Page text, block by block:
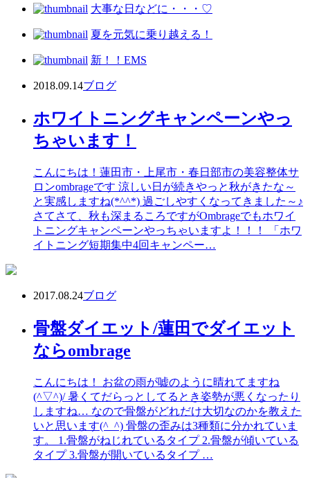
大事な日などに・・・♡
夏を元気に乗り越える！
新！！EMS
2018.09.14ブログ
ホワイトニングキャンペーンやっ
ちゃいます！
こんにちは！蓮田市・上尾市・春日部市の美容整体サ
ロンombrageです 涼しい日が続きやっと秋がきたな～
と実感しますね(*^^*) 過ごしやすくなってきました～♪
さてさて、秋も深まるころですがOmbrageでもホワイ
トニングキャンペーンやっちゃいますよ！！！ 「ホワ
イトニング短期集中4回キャンペー…
2017.08.24ブログ
骨盤ダイエット/蓮田でダイエット
ならombrage
こんにちは！ お盆の雨が嘘のように晴れてますね
(^▽^)/ 暑くてだらっとしてるとき姿勢が悪くなったり
しますね… なので骨盤がどれだけ大切なのかを教えた
いと思います(^_^) 骨盤の歪みは3種類に分かれていま
す。 1.骨盤がねじれているタイプ 2.骨盤が傾いている
タイプ 3.骨盤が開いているタイプ …